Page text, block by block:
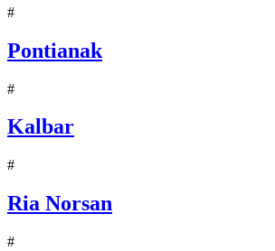
#
Pontianak
#
Kalbar
#
Ria Norsan
#